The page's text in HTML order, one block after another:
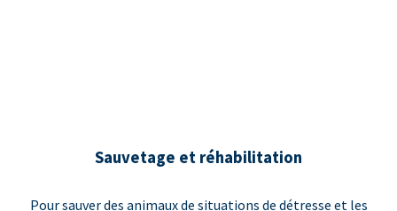
Sauvetage et réhabilitation
Pour sauver des animaux de situations de détresse et les